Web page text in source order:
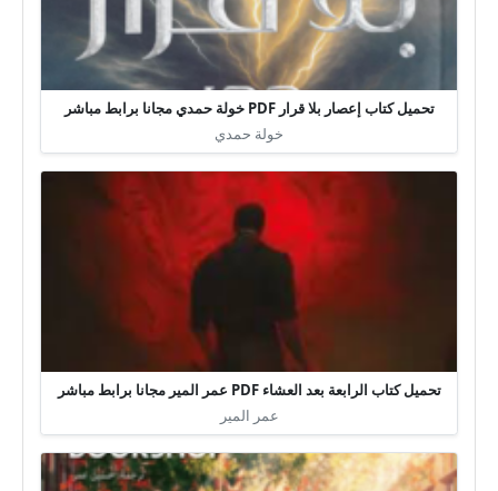
تحميل كتاب إعصار بلا قرار PDF خولة حمدي مجانا برابط مباشر
خولة حمدي
تحميل كتاب الرابعة بعد العشاء PDF عمر المير مجانا برابط مباشر
عمر المير